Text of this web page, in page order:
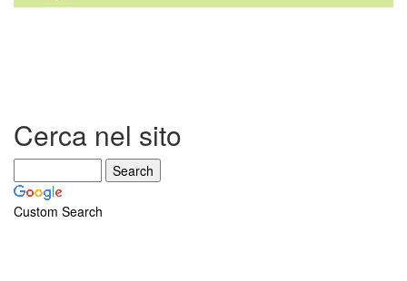
Cerca nel sito
Custom Search